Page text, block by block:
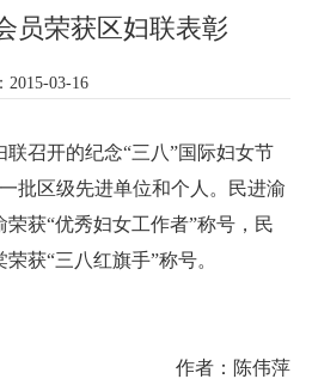
员荣获区妇联表彰
2015-03-16
联召开的纪念“三八”国际妇女节
批区级先进单位和个人。民进渝
获“优秀妇女工作者”称号，民
获“三八红旗手”称号。
作者：陈伟萍